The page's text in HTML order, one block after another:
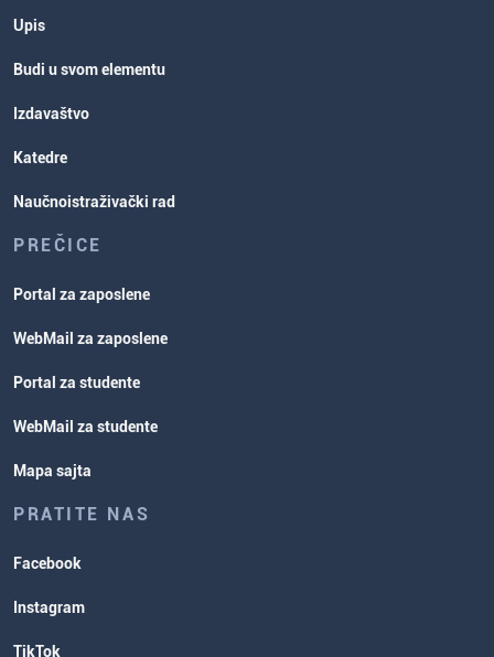
Upis
Budi u svom elementu
Izdavaštvo
Katedre
Naučnoistraživački rad
PREČICE
Portal za zaposlene
WebMail za zaposlene
Portal za studente
WebMail za studente
Mapa sajta
PRATITE NAS
Facebook
Instagram
TikTok